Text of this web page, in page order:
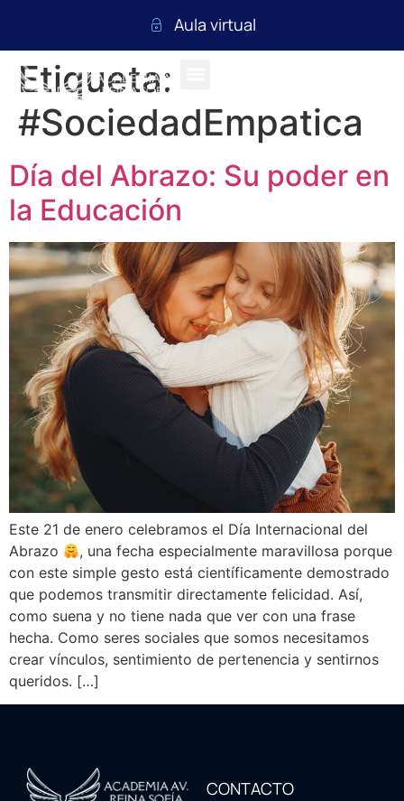
Aula virtual
Etiqueta:
#SociedadEmpatica
Día del Abrazo: Su poder en
la Educación
Este 21 de enero celebramos el Día Internacional del
Abrazo
, una fecha especialmente maravillosa porque
con este simple gesto está científicamente demostrado
que podemos transmitir directamente felicidad. Así,
como suena y no tiene nada que ver con una frase
hecha. Como seres sociales que somos necesitamos
crear vínculos, sentimiento de pertenencia y sentirnos
queridos. […]
CONTACTO